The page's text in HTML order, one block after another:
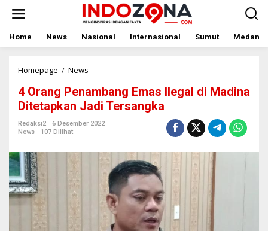
Home News Nasional Internasional Sumut Medan
Homepage / News
Penambang
Emas
Ilegal
di
Jadi
Tersangka
4 Orang Penambang Emas Ilegal di Madina
Ditetapkan Jadi Tersangka
Redaksi2
6 Desember 2022
News
107 Dilihat